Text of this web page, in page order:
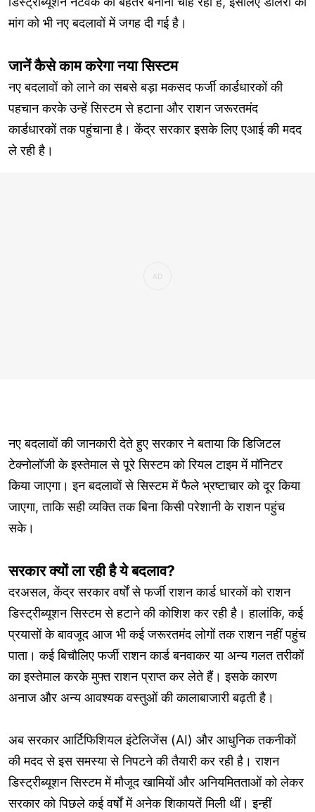
मांग को भी नए बदलावों में जगह दी गई है।
जानें कैसे काम करेगा नया सिस्टम
नए बदलावों को लाने का सबसे बड़ा मकसद फर्जी कार्डधारकों की
पहचान करके उन्हें सिस्टम से हटाना और राशन जरूरतमंद
कार्डधारकों तक पहुंचाना है। केंद्र सरकार इसके लिए एआई की मदद
ले रही है।
नए बदलावों की जानकारी देते हुए सरकार ने बताया कि डिजिटल
टेक्नोलॉजी के इस्तेमाल से पूरे सिस्टम को रियल टाइम में मॉनिटर
किया जाएगा। इन बदलावों से सिस्टम में फैले भ्रष्टाचार को दूर किया
जाएगा, ताकि सही व्यक्ति तक बिना किसी परेशानी के राशन पहुंच
सके।
सरकार क्यों ला रही है ये बदलाव?
दरअसल, केंद्र सरकार वर्षों से फर्जी राशन कार्ड धारकों को राशन
डिस्ट्रीब्यूशन सिस्टम से हटाने की कोशिश कर रही है। हालांकि, कई
प्रयासों के बावजूद आज भी कई जरूरतमंद लोगों तक राशन नहीं पहुंच
पाता। कई बिचौलिए फर्जी राशन कार्ड बनवाकर या अन्य गलत तरीकों
का इस्तेमाल करके मुफ्त राशन प्राप्त कर लेते हैं। इसके कारण
अनाज और अन्य आवश्यक वस्तुओं की कालाबाजारी बढ़ती है।
अब सरकार आर्टिफिशियल इंटेलिजेंस (AI) और आधुनिक तकनीकों
की मदद से इस समस्या से निपटने की तैयारी कर रही है। राशन
डिस्ट्रीब्यूशन सिस्टम में मौजूद खामियों और अनियमितताओं को लेकर
सरकार को पिछले कई वर्षों में अनेक शिकायतें मिली थीं। इन्हीं